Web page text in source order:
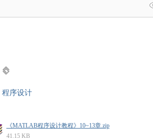
程序设计
《MATLAB程序设计教程》10~13章.zip
41.15 KB